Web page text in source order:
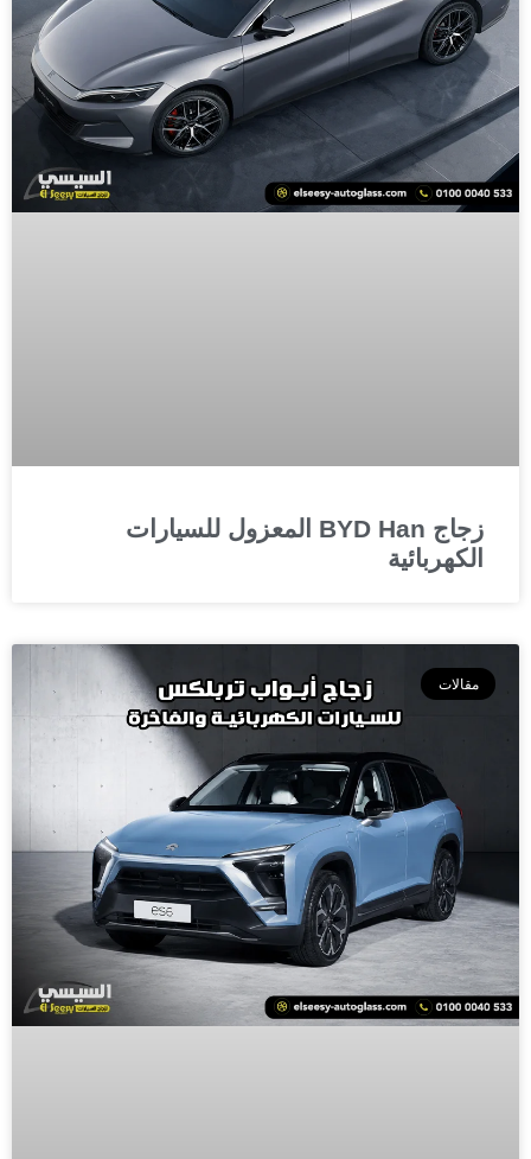
زجاج BYD Han المعزول للسيارات
الكهربائية
مقالات